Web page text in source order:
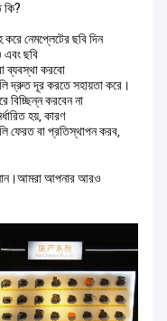
কি?
নেমপ্লেটের ছবি দিন
এবং ছবি
ব্যবস্থা করবো
দ্রুত দূর করতে সহায়তা করে।
বিচ্ছিন্ন করবেন না
হয়, কারণ
ফেরত বা প্রতিস্থাপন করব,
আপনার আরও